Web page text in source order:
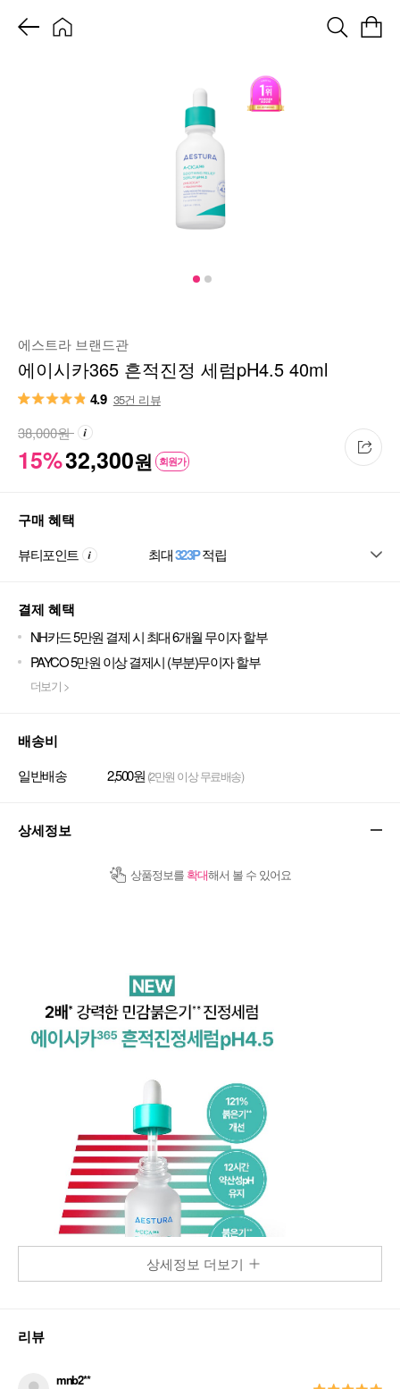
에스트라 브랜드관
에이시카365 흔적진정 세럼pH4.5 40ml
4.9 35건 리뷰
15%32,300원 회원가
38,000원
구매 혜택
뷰티포인트 최대323P적립
결제 혜택
NH카드 5만원 결제 시 최대 6개월 무이자 할부
PAYCO 5만원 이상 결제시 (부분)무이자 할부
더보기 >
배송비
일반배송 2,500원 (2만원 이상 무료배송)
상세정보
상품정보를 확대해서 볼 수 있어요
상세정보 더보기
리뷰
mnb2**